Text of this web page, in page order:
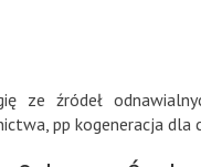
ze źródeł
pp kogeneracja dla